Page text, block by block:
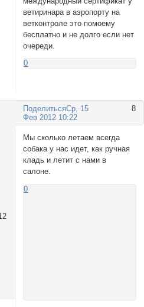
ветиринара в аэропорту на
ветконтроле это помоему
бесплатно и не долго если нет
очереди.
0
Поделиться 8
Ср, 15
Фев 2012 10:22
Мы сколько летаем всегда
собака у нас идет, как ручная
кладь и летит с нами в
салоне.
0